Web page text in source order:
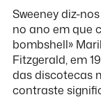
Sweeney diz-
no ano em que
bombshell»
Fitzgerald, em
das discotecas
contraste